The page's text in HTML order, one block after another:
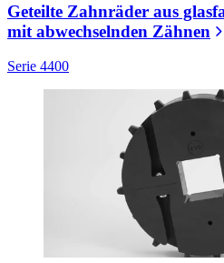
Geteilte Zahnräder aus
mit abwechselnden Zähnen
Serie 4400